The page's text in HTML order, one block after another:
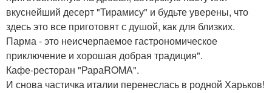
вкуснейший десерт "Тирамису" и будьте уверены, что
здесь это все приготовят с душой, как для близких.
Парма - это неисчерпаемое гастрономическое
приключение и хорошая добрая традиция".
Кафе-ресторан "РараROMA".
И снова частичка италии перенеслась в родной Харьков!